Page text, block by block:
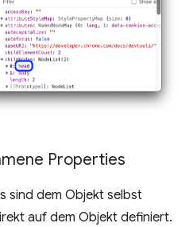
Properties
sind dem Objekt selbst
auf dem Objekt definiert.